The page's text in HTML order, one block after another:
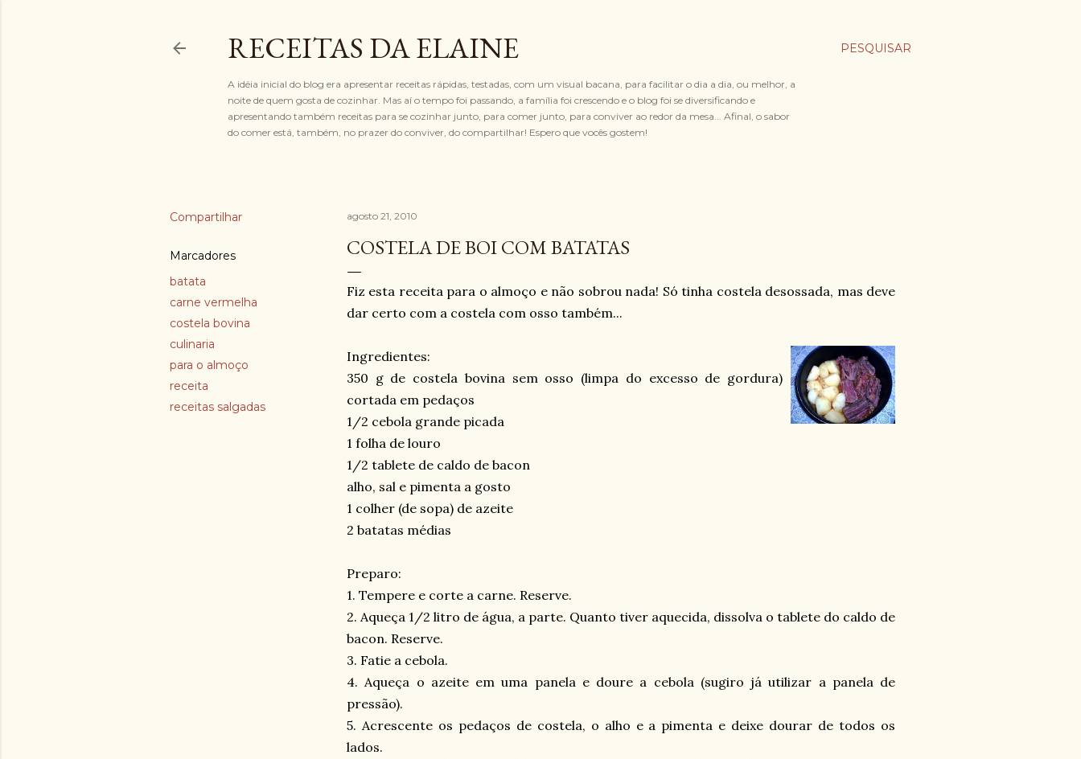
PESQUISAR
RECEITAS DA ELAINE
A idéia inicial do blog era apresentar receitas rápidas, testadas, com um visual bacana, para facilitar o dia a dia, ou melhor, a
noite de quem gosta de cozinhar. Mas aí o tempo foi passando, a família foi crescendo e o blog foi se diversificando e
apresentando também receitas para se cozinhar junto, para comer junto, para conviver ao redor da mesa... Afinal, o sabor
do comer está, também, no prazer do conviver, do compartilhar! Espero que vocês gostem!
Compartilhar
Marcadores
batata
carne vermelha
costela bovina
culinaria
para o almoço
receita
receitas salgadas
agosto 21, 2010
COSTELA DE BOI COM BATATAS
Fiz esta receita para o almoço e não sobrou nada! Só tinha costela desossada, mas deve
dar certo com a costela com osso também...
Ingredientes:
350 g de costela bovina sem osso (limpa do excesso de gordura)
cortada em pedaços
1/2 cebola grande picada
1 folha de louro
1/2 tablete de caldo de bacon
alho, sal e pimenta a gosto
1 colher (de sopa) de azeite
2 batatas médias
Preparo:
1. Tempere e corte a carne. Reserve.
2. Aqueça 1/2 litro de água, a parte. Quanto tiver aquecida, dissolva o tablete do caldo de
bacon. Reserve.
3. Fatie a cebola.
4. Aqueça o azeite em uma panela e doure a cebola (sugiro já utilizar a panela de
pressão).
5. Acrescente os pedaços de costela, o alho e a pimenta e deixe dourar de todos os
lados.